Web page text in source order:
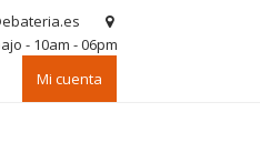
- 10am - 06pm
Mi cuenta